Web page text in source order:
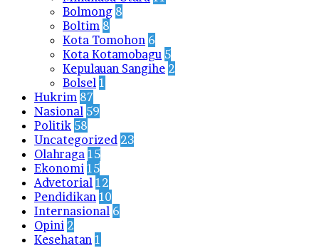
Bolmong 8
Boltim 8
Kota Tomohon 6
Kota Kotamobagu 5
Kepulauan Sangihe 2
Bolsel 1
Hukrim 87
Nasional 59
Politik 58
Uncategorized 23
Olahraga 15
Ekonomi 15
Advetorial 12
Pendidikan 10
Internasional 6
Opini 2
Kesehatan 1